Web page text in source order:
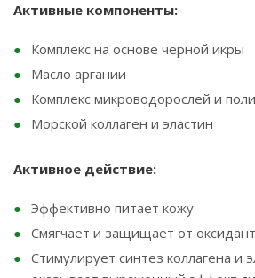
Активные компоненты:
Комплекс на основе черной икры
Масло аргании
Комплекс микроводорослей и
Морской коллаген и эластин
Активное действие:
Эффективно питает кожу
Смягчает и защищает от
Стимулирует синтез коллагена и